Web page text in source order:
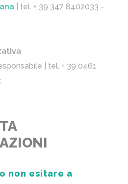
| tel. + 39 347 8402033 -
| tel. + 39 0461
non esitare a